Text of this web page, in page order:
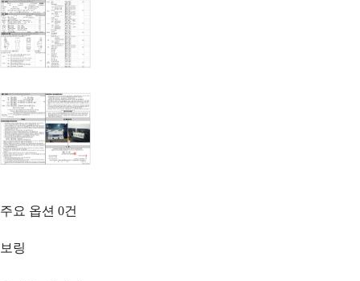
주요 옵션 0건
보링